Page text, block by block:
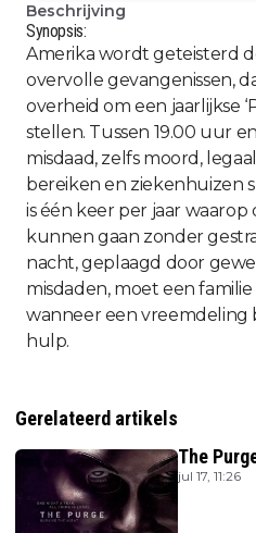
Beschrijving
Synopsis:
Amerika wordt geteisterd
overvolle gevangenissen,
overheid om een jaarlijkse
stellen. Tussen 19.00 uur
misdaad, zelfs moord,
bereiken en ziekenhuizen
is één keer per jaar
kunnen gaan zonder
nacht, geplaagd door
misdaden, moet een
wanneer een vreemdeling
hulp.
Gerelateerd artikels
The
jul 17, 11:26